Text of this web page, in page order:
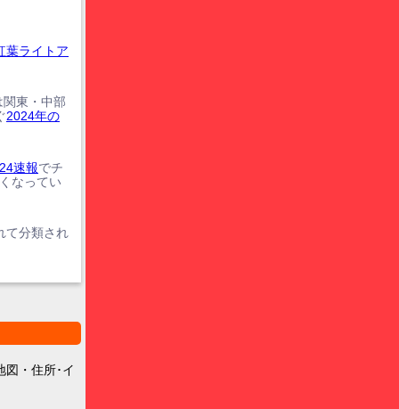
ライトア
東・中部
2024年の
速報でチ
なってい
て分類され
図・住所･イ